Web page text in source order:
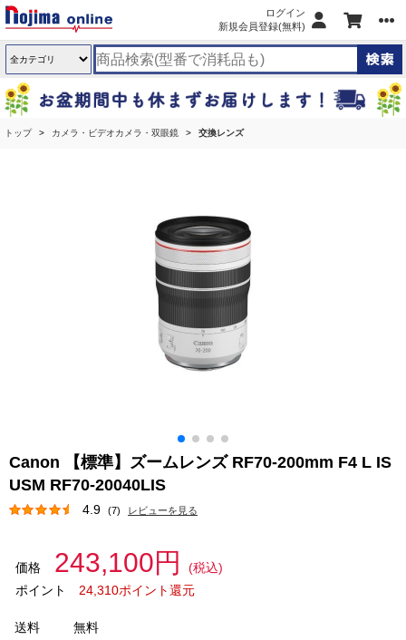
ログイン
新規会員登録(無料)
トップ カメラ・ビデオカメラ・双眼鏡 交換レンズ
Canon 【標準】ズームレンズ RF70-200mm F4 L IS
USM RF70-20040LIS
4.9 (7) レビューを見る
価格 243,100円
(税込)
ポイント
24,310ポイント還元
送料
無料